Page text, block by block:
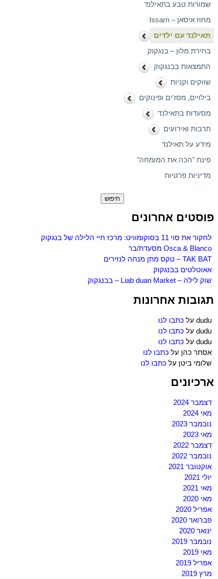
שמורות טבע בתאילנד
מחוז איסאן – Issarn
תאילנד עם ילדים
בחירת מלון – בנגקוק
התמצאות בבנגקוק
שווקים וקניות
בילויים, מסז'ים ופינוקים
מסעדות בתאילנד
תרבות ואירועים
מידע על תאילנד
פינת "הכה את המומחה"
מדיניות פרטיות
פוסטים אחרונים
לחקור את סוי 11 בסוקומוויט: מרכז חיי הלילה של בנגקוק
Osca & Blanco מסעדת/בר
TAK BAT – טקס מתן מנחה לנזירים
אאוטלטים בבנגקוק
שוק לילה – Liab duan Market – בבנגקוק
תגובות אחרונות
dudu על כתבו לנו
dudu על כתבו לנו
dudu על כתבו לנו
אסתר כהן על כתבו לנו
שלומי ביטן על כתבו לנו
ארכיונים
דצמבר 2024
מאי 2024
נובמבר 2023
מאי 2023
דצמבר 2022
נובמבר 2022
אוקטובר 2021
יולי 2021
מאי 2021
מאי 2020
אפריל 2020
פברואר 2020
ינואר 2020
נובמבר 2019
מאי 2019
אפריל 2019
מרץ 2019